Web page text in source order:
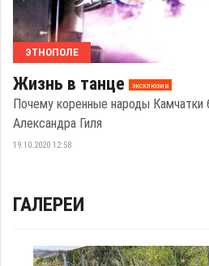
ЭТНОПОЛЕ
Жизнь в танце эксклюзив
Почему коренные народы Камчатки
Александра Гиля
19.10.2020 12:58
ГАЛЕРЕИ